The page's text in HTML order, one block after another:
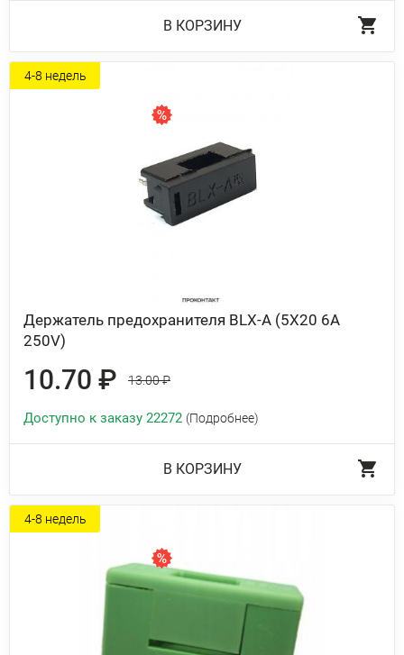
В КОРЗИНУ
Держатель предохранителя BLX-A (5X20 6A
250V)
10.70 ₽ 13.00 ₽
4-8 недель
Доступно к заказу 22272 (Подробнее)
В КОРЗИНУ
4-8 недель